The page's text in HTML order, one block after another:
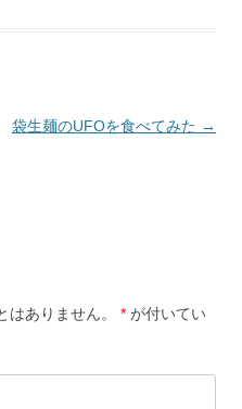
袋生麺のUFOを食べてみた →
はありません。 * が付いてい